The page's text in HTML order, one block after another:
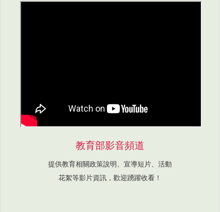
教育部影音頻道
提供教育相關政策說明、宣導短片、活動
花絮等影片資訊，歡迎踴躍收看！